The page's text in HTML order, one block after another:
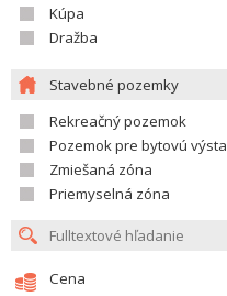
Kúpa
Dražba
Stavebné pozemky
Rekreačný pozemok
Pozemok pre bytovú výstavbu
Zmiešaná zóna
Priemyselná zóna
Cena